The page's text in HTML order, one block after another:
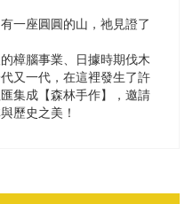
一座圓圓的山，祂見證了
樟腦事業、日據時期伐木
又一代，在這裡發生了許
集成【森林手作】，邀請
歷史之美！